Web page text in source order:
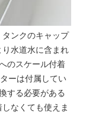
タンクのキャップ
水道水に含まれ
のスケール付着
ーは付属してい
する必要がある
なくても使えま